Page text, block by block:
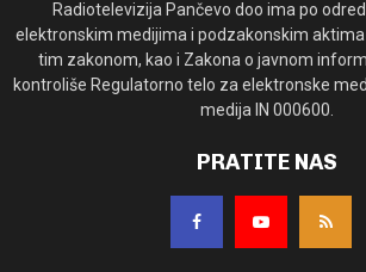
Radiotelevizija Pančevo doo ima po
elektronskim medijima i podzakonskim
tim zakonom, kao i Zakona o javnom
kontroliše Regulatorno telo za elektronske
medija IN 000600.
PRATITE NAS